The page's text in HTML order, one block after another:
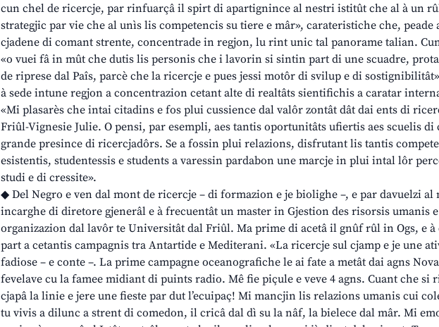
cun chel de ricercje, par rinfuarçâ il spirt di apartignince al nestri istitût che al à un
strategjic par vie che al unìs lis competencis su tiere e mâr», carateristiche che, peade
cjadene di comant strente, concentrade in regjon, lu rint unic tal panorame talian.
«o vuei fâ in mût che dutis lis personis che i lavorin si sintin part di une scuadre,
de riprese dal Paîs, parcè che la ricercje e pues jessi motôr di svilup e di sostignibilitât».
à sede intune regjon a concentrazion cetant alte di realtâts sientifichis a caratar
«Mi plasarès che intai citadins e fos plui cussience dal valôr zontât dât dai ents di
Friûl-Vignesie Julie. O pensi, par esempli, aes tantis oportunitâts ufiertis aes scuelis di
grande presince di ricercjadôrs. Se a fossin plui relazions, disfrutant lis tantis
esistentis, studentessis e students a varessin pardabon une marcje in plui intal lôr
studi e di cressite».
◆ Del Negro e ven dal mont de ricercje – di formazion e je biolighe –, e par davuelzi al
incarghe di diretore gjenerâl e à frecuentât un master in Gjestion des risorsis umanis e
organizazion dal lavôr te Universitât dal Friûl. Ma prime di acetâ il gnûf rûl in Ogs, e à
part a cetantis campagnis tra Antartide e Mediterani. «La ricercje sul cjamp e je une
fadiose – e conte –. La prime campagne oceanografiche le ai fate a metât dai agns
fevelave cu la famee midiant di puints radio. Mê fie piçule e veve 4 agns. Cuant che si
cjapâ la linie e jere une fieste par dut l’ecuipaç! Mi mancjin lis relazions umanis cui
tu vivis a dilunc a strent di comedon, il cricâ dal dì su la nâf, la bielece dal mâr. Mi